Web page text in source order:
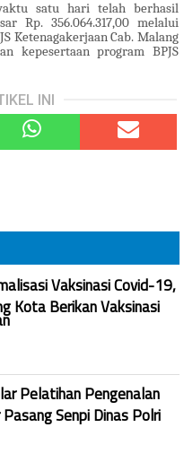
satu hari telah berhasil
Rp. 356.064.317,00 melalui
Ketenagakerjaan Cab. Malang
kepesertaan program BPJS
INI
Vaksinasi Covid-19,
Kota Berikan Vaksinasi
Pelatihan Pengenalan
Senpi Dinas Polri